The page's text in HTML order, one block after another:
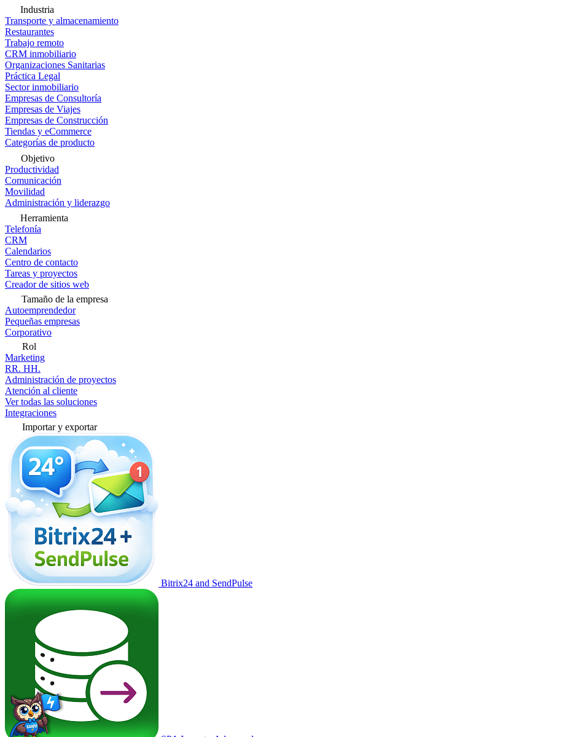
Industria
Transporte y almacenamiento
Restaurantes
Trabajo remoto
CRM inmobiliario
Organizaciones Sanitarias
Práctica Legal
Sector inmobiliario
Empresas de Consultoría
Empresas de Viajes
Empresas de Construcción
Tiendas y eCommerce
Categorías de producto
Objetivo
Productividad
Comunicación
Movilidad
Administración y liderazgo
Herramienta
Telefonía
CRM
Calendarios
Centro de contacto
Tareas y proyectos
Creador de sitios web
Tamaño de la empresa
Autoemprendedor
Pequeñas empresas
Corporativo
Rol
Marketing
RR. HH.
Administración de proyectos
Atención al cliente
Ver todas las soluciones
Integraciones
Importar y exportar
Bitrix24 and SendPulse